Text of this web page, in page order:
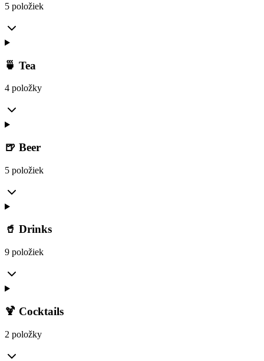
5 položiek
🍵 Tea
4 položky
🍺 Beer
5 položiek
🥤 Drinks
9 položiek
🍹 Cocktails
2 položky